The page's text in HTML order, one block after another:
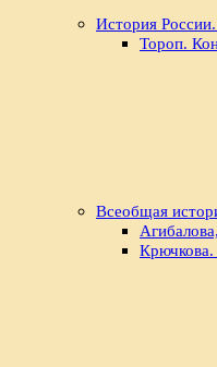
История
Тороп.
Всеобщая
Крючкова.